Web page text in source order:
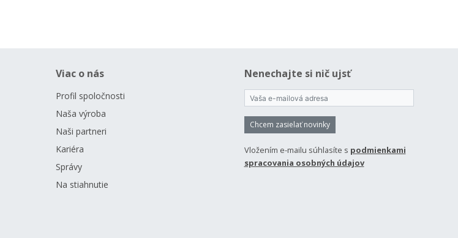
Viac o nás
Profil spoločnosti
Naša výroba
Naši partneri
Kariéra
Správy
Na stiahnutie
Nenechajte si nič ujsť
Chcem zasielať novinky
Vložením e-mailu súhlasíte s podmienkami
spracovania osobných údajov